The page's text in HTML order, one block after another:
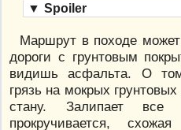
▼ Spoiler
Маршрут в походе
дороги с грунтовым
видишь асфальта. О
грязь на мокрых
стану. Залипает
прокручивается,